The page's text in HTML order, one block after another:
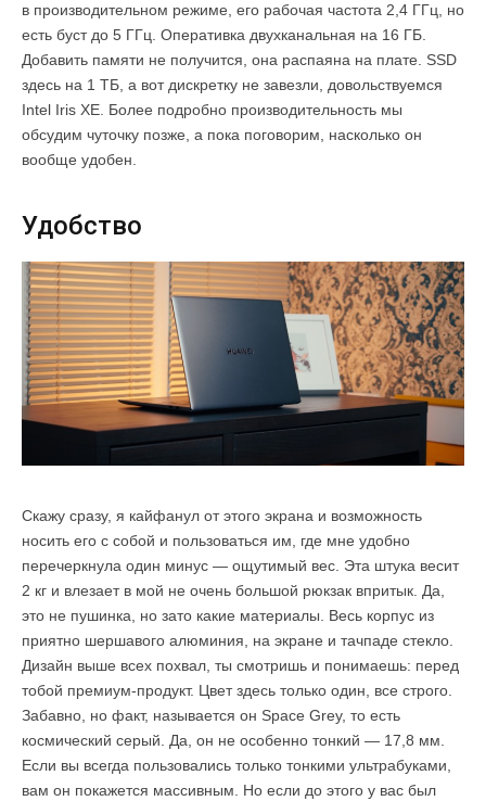
в производительном режиме, его рабочая частота 2,4 ГГц, но
есть буст до 5 ГГц. Оперативка двухканальная на 16 ГБ.
Добавить памяти не получится, она распаяна на плате. SSD
здесь на 1 ТБ, а вот дискретку не завезли, довольствуемся
Intel Iris XE. Более подробно производительность мы
обсудим чуточку позже, а пока поговорим, насколько он
вообще удобен.
Удобство
Скажу сразу, я кайфанул от этого экрана и возможность
носить его с собой и пользоваться им, где мне удобно
перечеркнула один минус — ощутимый вес. Эта штука весит
2 кг и влезает в мой не очень большой рюкзак впритык. Да,
это не пушинка, но зато какие материалы. Весь корпус из
приятно шершавого алюминия, на экране и тачпаде стекло.
Дизайн выше всех похвал, ты смотришь и понимаешь: перед
тобой премиум-продукт. Цвет здесь только один, все строго.
Забавно, но факт, называется он Space Grey, то есть
космический серый. Да, он не особенно тонкий — 17,8 мм.
Если вы всегда пользовались только тонкими ультрабуками,
вам он покажется массивным. Но если до этого у вас был